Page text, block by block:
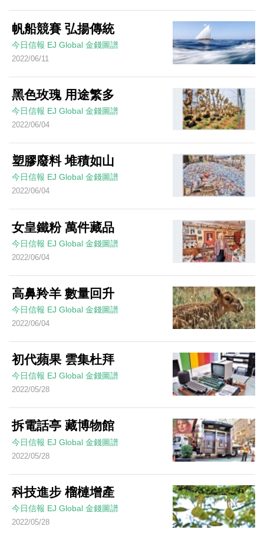
帆船競賽 弘揚傳統
今日信報 EJ Global 金錢圖譜
2022/06/11
黑色玫瑰 用途繁多
今日信報 EJ Global 金錢圖譜
2022/06/04
塑膠廢料 堆積如山
今日信報 EJ Global 金錢圖譜
2022/06/04
女皇鐵粉 萬件藏品
今日信報 EJ Global 金錢圖譜
2022/06/04
高鼻羚羊 數量回升
今日信報 EJ Global 金錢圖譜
2022/06/04
初代蘋果 雲集杜拜
今日信報 EJ Global 金錢圖譜
2022/05/28
拆電話亭 藏博物館
今日信報 EJ Global 金錢圖譜
2022/05/28
科技進步 榴槤增產
今日信報 EJ Global 金錢圖譜
2022/05/28